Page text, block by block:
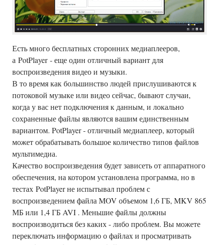
Есть много бесплатных сторонних медиаплееров,
а PotPlayer - еще один отличный вариант для
воспроизведения видео и музыки.
В то время как большинство людей прислушиваются к
потоковой музыке или видео сейчас, бывают случаи,
когда у вас нет подключения к данным, и локально
сохраненные файлы являются вашим единственным
вариантом. PotPlayer - отличный медиаплеер, который
может обрабатывать большое количество типов файлов
мультимедиа.
Качество воспроизведения будет зависеть от аппаратного
обеспечения, на котором установлена программа, но в
тестах PotPlayer не испытывал проблем с
воспроизведением файла MOV объемом 1,6 ГБ, MKV 865
МБ или 1,4 ГБ AVI . Меньшие файлы должны
воспроизводиться без каких - либо проблем. Вы можете
переключать информацию о файлах и просматривать